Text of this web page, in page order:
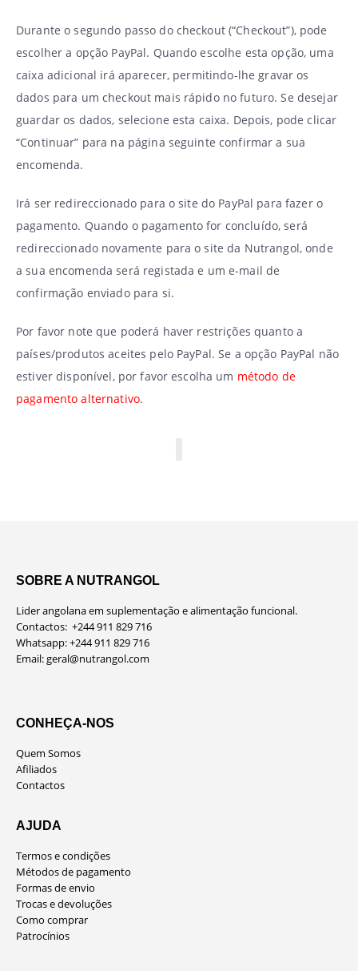
Durante o segundo passo do checkout (“Checkout”), pode
escolher a opção PayPal. Quando escolhe esta opção, uma
caixa adicional irá aparecer, permitindo-lhe gravar os
dados para um checkout mais rápido no futuro. Se desejar
guardar os dados, selecione esta caixa. Depois, pode clicar
“Continuar” para na página seguinte confirmar a sua
encomenda.
Irá ser redireccionado para o site do PayPal para fazer o
pagamento. Quando o pagamento for concluído, será
redireccionado novamente para o site da Nutrangol, onde
a sua encomenda será registada e um e-mail de
confirmação enviado para si.
Por favor note que poderá haver restrições quanto a
países/produtos aceites pelo PayPal. Se a opção PayPal não
estiver disponível, por favor escolha um método de
pagamento alternativo.
SOBRE A NUTRANGOL
Lider angolana em suplementação e alimentação funcional.
Contactos: +244 911 829 716
Whatsapp: +244 911 829 716
Email:geral@nutrangol.com
CONHEÇA-NOS
Quem Somos
Afiliados
Contactos
AJUDA
Termos e condições
Métodos de pagamento
Formas de envio
Trocas e devoluções
Como comprar
Patrocínios